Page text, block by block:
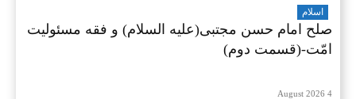
اسلام
صلح امام حسن مجتبی(علیه السلام) و فقه مسئولیت
امّت-(قسمت دوم)
4 August 2026